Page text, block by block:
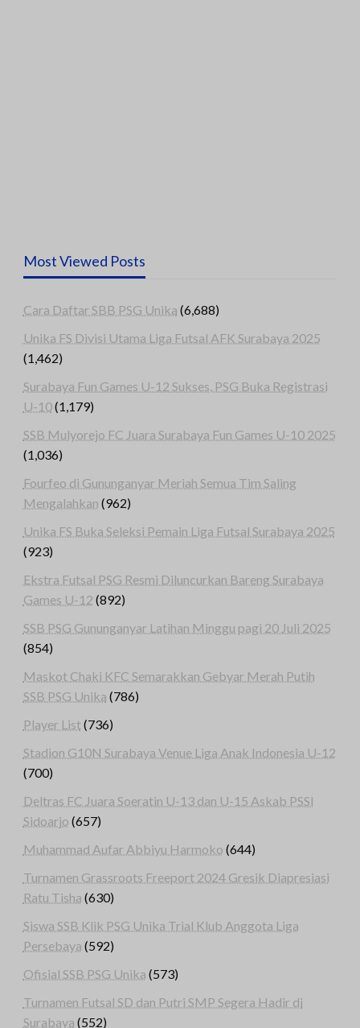
Most Viewed Posts
Cara Daftar SBB PSG Unika (6,688)
Unika FS Divisi Utama Liga Futsal AFK Surabaya 2025
(1,462)
Surabaya Fun Games U-12 Sukses, PSG Buka Registrasi
U-10(1,179)
SSB Mulyorejo FC Juara Surabaya Fun Games U-10 2025
(1,036)
Fourfeo di Gununganyar Meriah Semua Tim Saling
Mengalahkan (962)
Unika FS Buka Seleksi Pemain Liga Futsal Surabaya 2025
(923)
Ekstra Futsal PSG Resmi Diluncurkan Bareng Surabaya
Games U-12 (892)
SSB PSG Gununganyar Latihan Minggu pagi 20 Juli 2025
(854)
Maskot Chaki KFC Semarakkan Gebyar Merah Putih
SSB PSG Unika (786)
Player List(736)
Stadion G10N Surabaya Venue Liga Anak Indonesia U-12
(700)
Deltras FC Juara Soeratin U-13 dan U-15 Askab PSSI
Sidoarjo (657)
Muhammad Aufar Abbiyu Harmoko (644)
Turnamen Grassroots Freeport 2024 Gresik Diapresiasi
Ratu Tisha (630)
Siswa SSB Klik PSG Unika Trial Klub Anggota Liga
Persebaya (592)
Ofisial SSB PSG Unika (573)
Turnamen Futsal SD dan Putri SMP Segera Hadir di
Surabaya (552)